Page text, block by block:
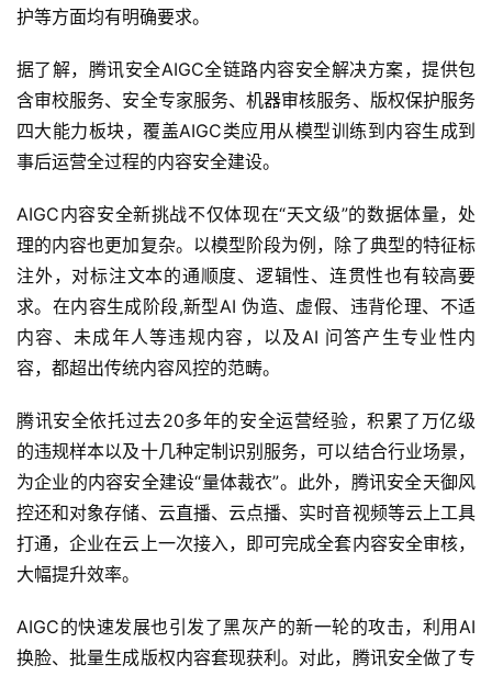
护等方面均有明确要求。
据了解，腾讯安全AIGC全链路内容安全解决方案，提供包
含审校服务、安全专家服务、机器审核服务、版权保护服务
四大能力板块，覆盖AIGC类应用从模型训练到内容生成到
事后运营全过程的内容安全建设。
AIGC内容安全新挑战不仅体现在“天文级”的数据体量，处
理的内容也更加复杂。以模型阶段为例，除了典型的特征标
注外，对标注文本的通顺度、逻辑性、连贯性也有较高要
求。在内容生成阶段,新型AI 伪造、虚假、违背伦理、不适
内容、未成年人等违规内容，以及AI 问答产生专业性内
容，都超出传统内容风控的范畴。
腾讯安全依托过去20多年的安全运营经验，积累了万亿级
的违规样本以及十几种定制识别服务，可以结合行业场景，
为企业的内容安全建设“量体裁衣”。此外，腾讯安全天御风
控还和对象存储、云直播、云点播、实时音视频等云上工具
打通，企业在云上一次接入，即可完成全套内容安全审核，
大幅提升效率。
AIGC的快速发展也引发了黑灰产的新一轮的攻击，利用AI
换脸、批量生成版权内容套现获利。对此，腾讯安全做了专